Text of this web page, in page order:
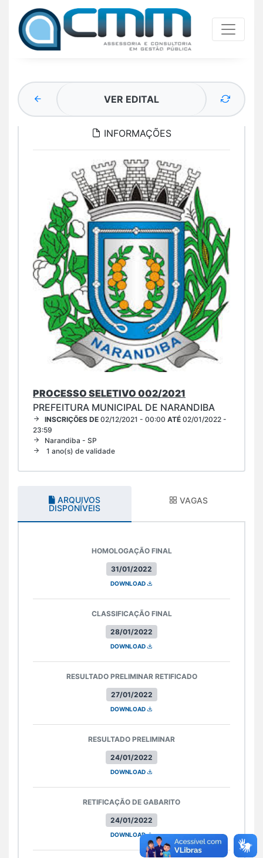
VER EDITAL
INFORMAÇÕES
PROCESSO SELETIVO 002/2021
PREFEITURA MUNICIPAL DE NARANDIBA
INSCRIÇÕES DE 02/12/2021 - 00:00 ATÉ 02/01/2022 -
23:59
Narandiba - SP
1 ano(s) de validade
ARQUIVOS
DISPONÍVEIS
VAGAS
31/01/2022
HOMOLOGAÇÃO FINAL
DOWNLOAD
28/01/2022
CLASSIFICAÇÃO FINAL
DOWNLOAD
27/01/2022
RESULTADO PRELIMINAR RETIFICADO
DOWNLOAD
24/01/2022
RESULTADO PRELIMINAR
DOWNLOAD
24/01/2022
RETIFICAÇÃO DE GABARITO
DOWNLOAD